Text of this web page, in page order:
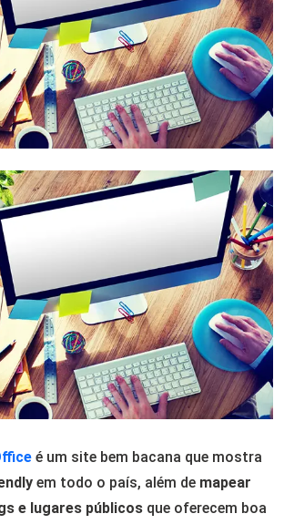
é um site bem bacana que mostra
em todo o país, além de mapear
e lugares públicos que oferecem boa